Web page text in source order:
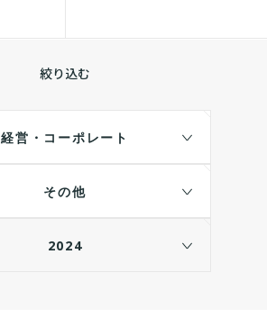
絞り込む
経営・コーポレート
その他
2024